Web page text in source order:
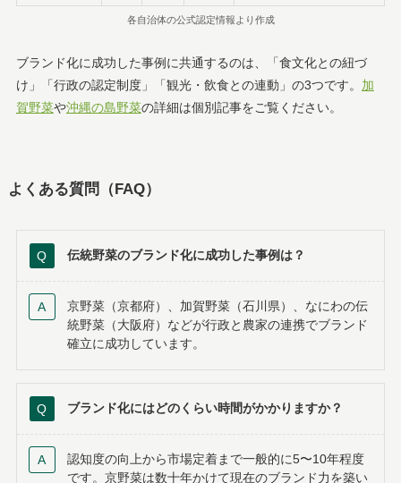
各自治体の公式認定情報より作成
ブランド化に成功した事例に共通するのは、「食文化との紐づ
け」「行政の認定制度」「観光・飲食との連動」の3つです。 加
賀野菜や沖縄の島野菜の詳細は個別記事をご覧ください。
よくある質問（FAQ）
伝統野菜のブランド化に成功した事例は？
京野菜（京都府）、加賀野菜（石川県）、なにわの伝
統野菜（大阪府）などが行政と農家の連携でブランド
確立に成功しています。
ブランド化にはどのくらい時間がかかりますか？
認知度の向上から市場定着まで一般的に5〜10年程度
です。京野菜は数十年かけて現在のブランド力を築い